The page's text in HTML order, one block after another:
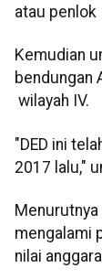
atau penlok
Kemudian
bendungan
wilayah IV.
"DED ini
2017 lalu,"
mengalami
nilai